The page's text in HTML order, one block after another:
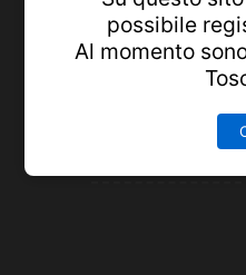
Prenotazioni
Pannello annunci
Luoghi da
possibile
Al momento